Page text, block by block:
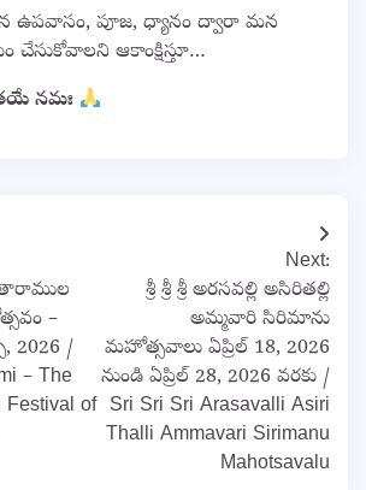
ఉపవాసం, పూజ, ధ్యానం ద్వారా మన
ఆకాంక్షిస్తూ…
నమః
–
2026 /
– The
Festival of
Next:
శ్రీ శ్రీ శ్రీ అరసవల్లి అసిరితల్లి
అమ్మవారి సిరిమాను
మహోత్సవాలు ఏప్రిల్ 18, 2026
నుండి ఏప్రిల్ 28, 2026 వరకు /
Sri Sri Sri Arasavalli Asiri
Thalli Ammavari Sirimanu
Mahotsavalu